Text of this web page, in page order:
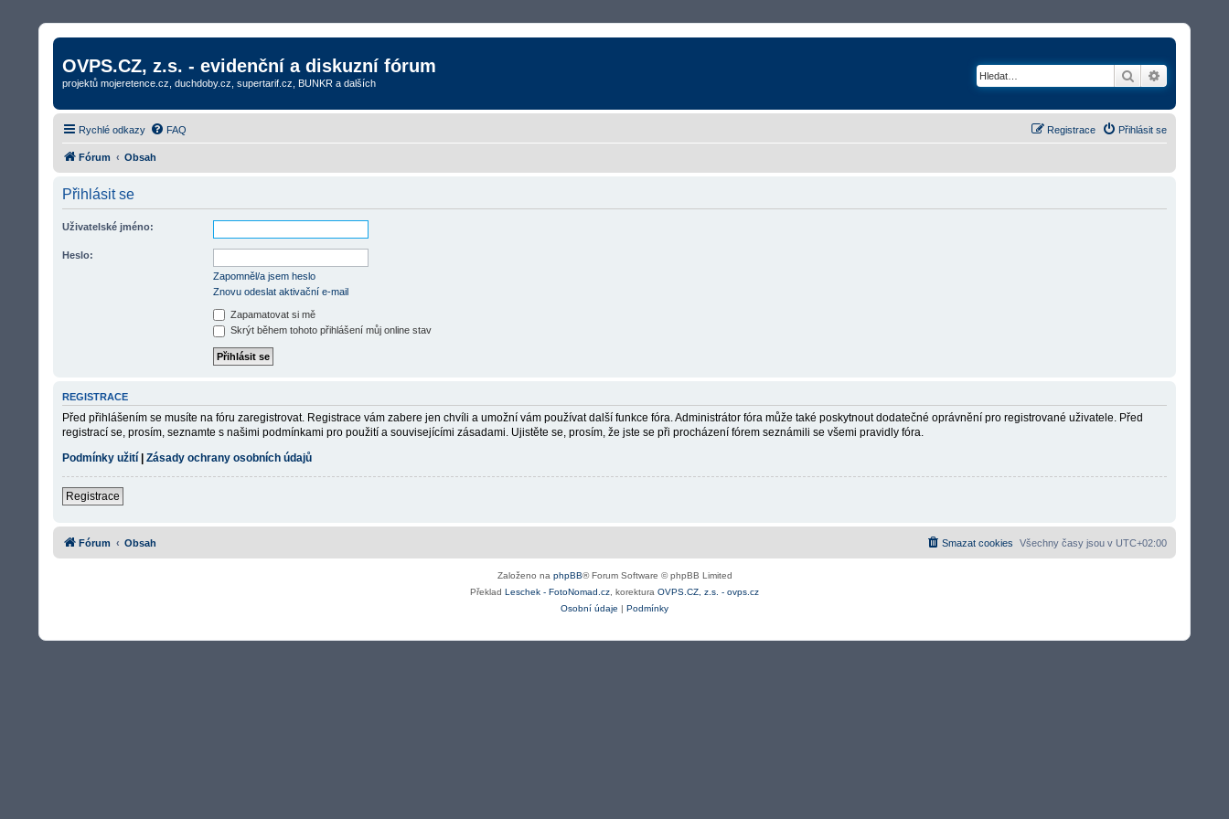
OVPS.CZ, z.s. - evidenční a diskuzní fórum
projektů mojeretence.cz, duchdoby.cz, supertarif.cz, BUNKR a dalších Hledat
Rychlé odkazy FAQ Přihlásit se
Registrace
Fórum Obsah
Přihlásit se
Uživatelské jméno:
Heslo:
Zapomněl/a jsem heslo
Znovu odeslat aktivační e-mail
Zapamatovat si mě
Skrýt během tohoto přihlášení můj online stav
REGISTRACE
Před přihlášením se musíte na fóru zaregistrovat. Registrace vám zabere jen chvíli a umožní vám používat další funkce fóra. Administrátor fóra může také poskytnout dodatečné oprávnění pro registrované uživatele. Před
registrací se, prosím, seznamte s našimi podmínkami pro použití a souvisejícími zásadami. Ujistěte se, prosím, že jste se při procházení fórem seznámili se všemi pravidly fóra.
Podmínky užití
Zásady ochrany osobních údajů
Registrace
Fórum Obsah Všechny časy jsou v UTC+02:00
Smazat cookies
Založeno na phpBB® Forum Software © phpBB Limited
Překlad Leschek - FotoNomad.cz, korektura OVPS.CZ, z.s. - ovps.cz
Osobní údaje | Podmínky